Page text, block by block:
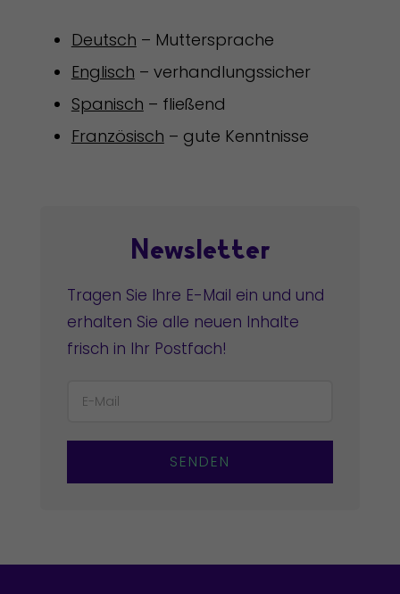
Deutsch – Muttersprache
Englisch – verhandlungssicher
Spanisch – fließend
Französisch – gute Kenntnisse
Newsletter
Tragen Sie Ihre E-Mail ein und und
erhalten Sie alle neuen Inhalte
frisch in Ihr Postfach!
SENDEN